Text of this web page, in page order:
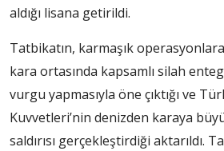
aldığı lisana getirildi.
Tatbikatın, karmaşık
kara ortasında kapsamlı silah
vurgu yapmasıyla öne çıktığı ve
Kuvvetleri’nin denizden karaya
saldırısı gerçekleştirdiği aktarıldı.